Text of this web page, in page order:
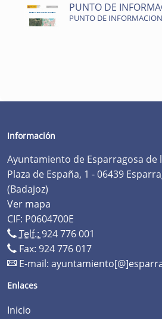
PUNTO DE
PUNTO DE
Información
Ayuntamiento de Esparragosa de
Plaza de España, 1 - 06439
(Badajoz)
Ver mapa
CIF: P0604700E
Telf.: 924 776 001
Fax: 924 776 017
E-mail:
Enlaces
Inicio